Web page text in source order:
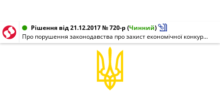
Рішення від 21.12.2017 № 720-р (Чинний)
Про порушення законодавства про захист економічної конкуренції та накладення штрафу